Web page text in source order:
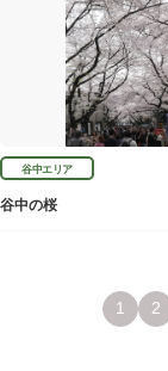
谷中エリア
谷中の桜
1 2